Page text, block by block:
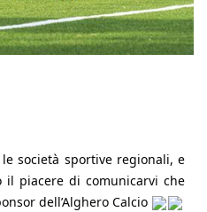
società sportive regionali, e
il piacere di comunicarvi che
dell’Alghero Calcio